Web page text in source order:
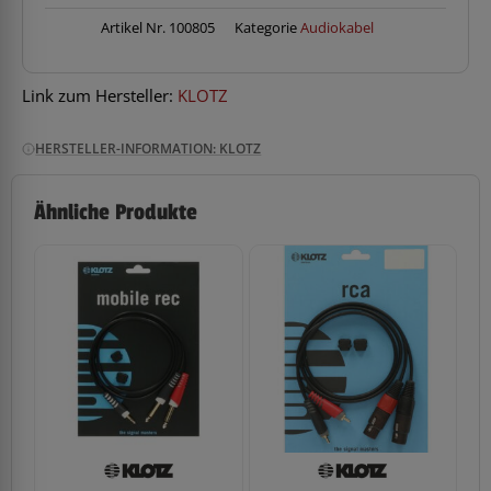
St.MiniKli>2xKlinke
Artikel Nr. 100805 KategorieAudiokabel
Link zum Hersteller: KLOTZ
HERSTELLER-INFORMATION: KLOTZ
Ähnliche Produkte